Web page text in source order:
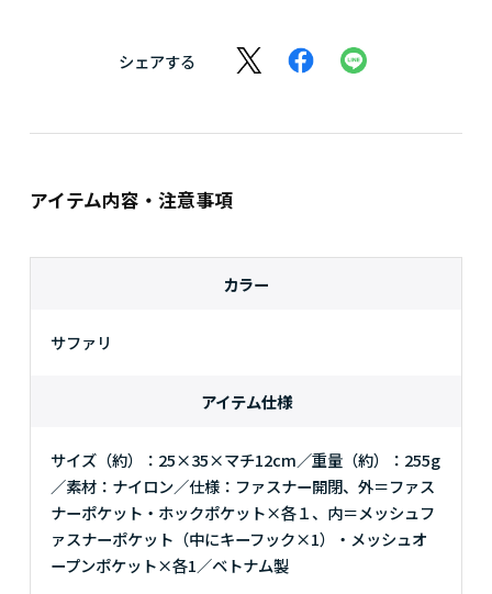
シェアする
アイテム内容・注意事項
カラー
サファリ
アイテム仕様
サイズ（約）：25×35×マチ12cm／重量（約）：255g
／素材：ナイロン／仕様：ファスナー開閉、外＝ファス
ナーポケット・ホックポケット×各１、内＝メッシュフ
ァスナーポケット（中にキーフック×1）・メッシュオ
ープンポケット×各1／ベトナム製